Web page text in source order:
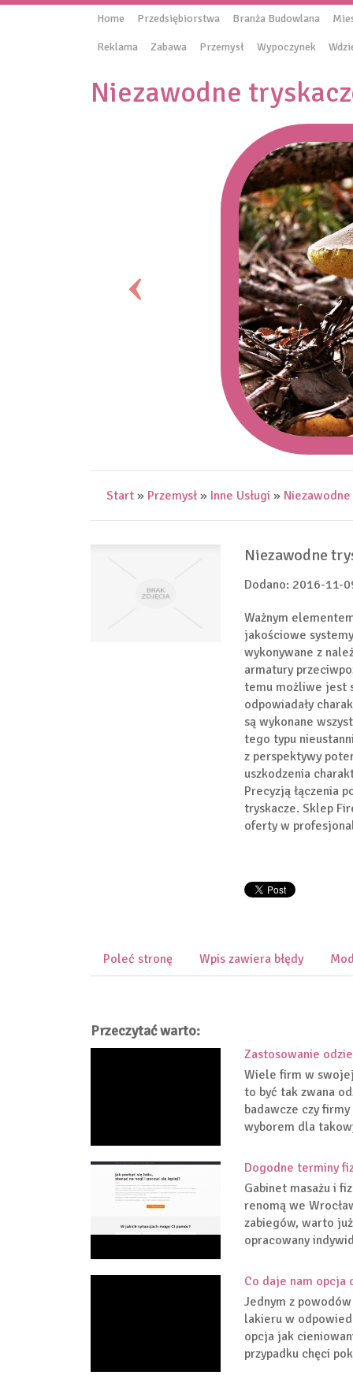
Home Przedsiębiorstwa Branża Budowlana
Reklama Zabawa Przemysł Wypoczynek
Niezawodne
Start » Przemysł » Inne Usługi »
Niezawodne
Dodano: 2016-11-
Ważnym
jakościowe
wykonywane z
armatury
temu możliwe jest
odpowiadały
są wykonane
tego typu
z perspektywy
uszkodzenia
Precyzją łączenia
tryskacze. Sklep
oferty w
Poleć stronę Wpis zawiera błędy
Przeczytać warto:
Zastosowanie
Wiele firm w
to być tak zwana
badawcze czy
wyborem dla
Dogodne terminy
Gabinet masażu i
renomą we
zabiegów, warto
opracowany
Co daje nam opcja
Jednym z
lakieru w
opcja jak
przypadku chęci